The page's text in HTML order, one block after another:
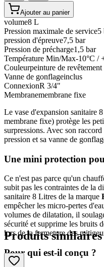
Ajouter au panier
volume8 L
Pression maximale de service5
pression d'épreuve7,5 bar
Pression de précharge1,5 bar
Température Min/Max-10°C /
Couleurpeinture de
Vanne de gonflageinclus
ConnexionR 3/4"
Membranemembrane fixe
Le vase d'expansion sanitaire
membrane fixe) protège les
surpressions. Avec son
pression et sa vanne de
Une mini protection
Ce n'est pas parce qu'un
subit pas les contraintes de la
sanitaire 8 Litres de la marque
empêcher les micro-pertes
volumes de dilatation, il
sécurité et supprime les bruits
lors de la fermeture des
Pour qui est-il conçu ?
Produits similaires